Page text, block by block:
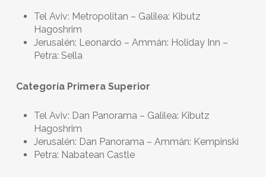
Tel Aviv: Metropolitan – Galilea: Kibutz
Hagoshrim
Jerusalén: Leonardo – Ammán: Holiday Inn –
Petra: Sella
Categoría Primera Superior
Tel Aviv: Dan Panorama – Galilea: Kibutz
Hagoshrim
Jerusalén: Dan Panorama – Ammán: Kempinski
Petra: Nabatean Castle